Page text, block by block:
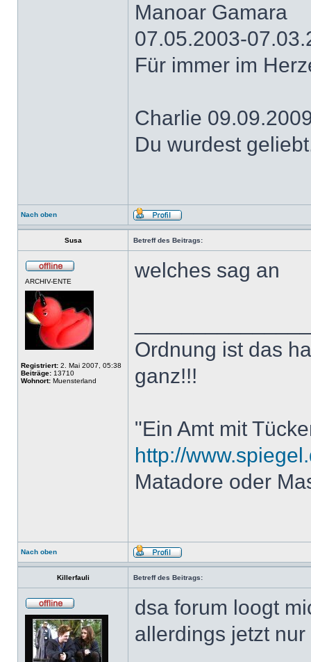
Manoar Gamara
07.05.2003-
Für immer im
Charlie
Du wurdest
Nach oben
Susa Betreff des Beitrags:
ARCHIV-ENTE
Registriert: 2. Mai 2007, 05:38
Beiträge: 13710
Wohnort: Muensterland
welches sag an
Ordnung ist das
ganz!!!
"Ein Amt mit
http://
Matadore oder
Nach oben
Killerfauli Betreff des Beitrags:
dsa forum loogt
allerdings jetzt